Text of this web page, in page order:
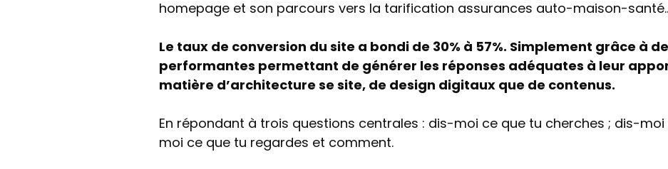
homepage et son parcours vers la tarification assurances auto-maison-
Le taux de conversion du site a bondi de 30% à 57%. Simplement grâce à
performantes permettant de générer les réponses adéquates à leur
matière d’architecture se site, de design digitaux que de contenus.
En répondant à trois questions centrales : dis-moi ce que tu cherches ; dis-
moi ce que tu regardes et comment.